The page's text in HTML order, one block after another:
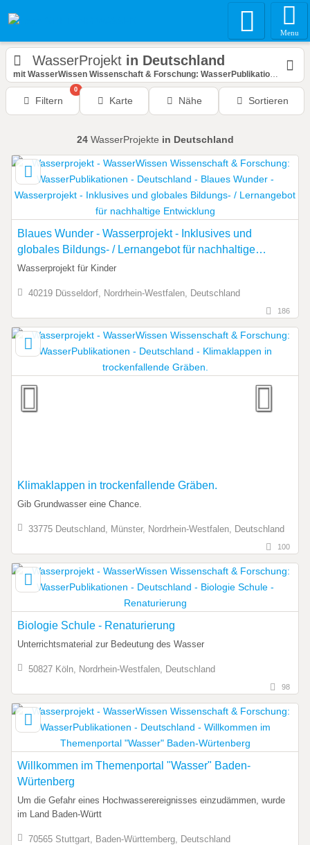
Menu
WasserProjekt in Deutschland
mit WasserWissen Wissenschaft & Forschung: WasserPublikationen
Filtern
0
Karte Nähe Sortieren
24WasserProjekte in Deutschland
Blaues Wunder - Wasserprojekt - Inklusives und
globales Bildungs- / Lernangebot für nachhaltige
Entwicklung
Wasserprojekt für Kinder
40219 Düsseldorf, Nordrhein-Westfalen, Deutschland
186
Klimaklappen in trockenfallende Gräben.
Gib Grundwasser eine Chance.
33775 Deutschland, Münster, Nordrhein-Westfalen, Deutschland
100
Biologie Schule - Renaturierung
Unterrichtsmaterial zur Bedeutung des Wasser
50827 Köln, Nordrhein-Westfalen, Deutschland
98
Willkommen im Themenportal "Wasser" Baden-
Würtenberg
Um die Gefahr eines Hochwasserereignisses einzudämmen, wurde
im Land Baden-Württ
70565 Stuttgart, Baden-Württemberg, Deutschland